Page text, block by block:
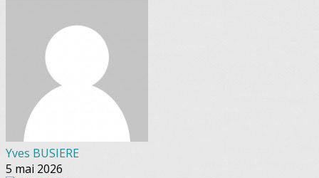
Yves BUSIERE
5 mai 2026